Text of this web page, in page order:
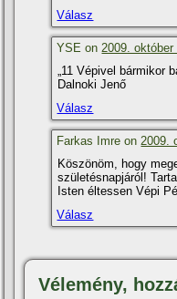
Válasz
YSE on2009.
„11 Vépivel bármikor
Dalnoki Jenő
Válasz
Farkas Imre on2009.
Köszönöm, hogy
születésnapjáról!
Isten éltessen Vépi
Válasz
Vélemény,